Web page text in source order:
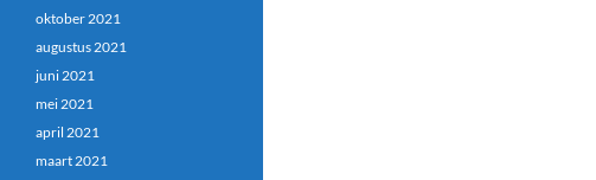
oktober 2021
augustus 2021
juni 2021
mei 2021
april 2021
maart 2021